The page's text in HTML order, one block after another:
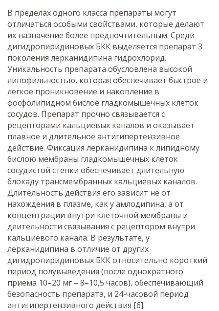
В пределах одного класса препараты могут
отличаться особыми свойствами, которые делают
их назначение более предпочтительным. Среди
дигидропиридиновых БКК выделяется препарат 3
поколения лерканидипина гидрохлорид.
Уникальность препарата обусловлена высокой
липофильностью, которая обеспечивает быстрое и
легкое проникновение и накопление в
фосфолипидном бислое гладкомышечных клеток
сосудов. Препарат прочно связывается с
рецепторами кальциевых каналов и оказывает
плавное и длительное антигипертензивное
действие. Фиксация лерканидипина к липидному
бислою мембраны гладкомышечных клеток
сосудистой стенки обеспечивает длительную
блокаду трансмембранных кальциевых каналов.
Длительность действия его зависит не от
нахождения в плазме, как у амлодипина, а от
концентрации внутри клеточной мембраны и
длительности связывания с рецептором внутри
кальциевого канала. В результате, у
лерканидипина в отличие от других
дигидропиридиновых БКК относительно короткий
период полувыведения (после однократного
приема 10–20 мг – 8–10,5 часов), обеспечивающий
безопасность препарата, и 24-часовой период
антигипертензивного действия [6].